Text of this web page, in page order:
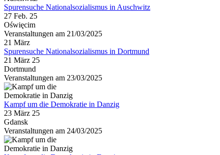
Spurensuche Nationalsozialismus in Auschwitz
27 Feb. 25
Oświęcim
Veranstaltungen am 21/03/2025
21 März
Spurensuche Nationalsozialismus in Dortmund
21 März 25
Dortmund
Veranstaltungen am 23/03/2025
Kampf um die Demokratie in Danzig
23 März 25
Gdansk
Veranstaltungen am 24/03/2025